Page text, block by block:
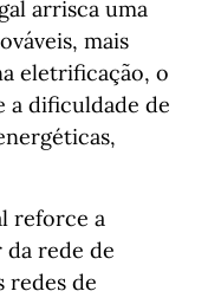
arrisca uma
mais
eletrificação, o
a dificuldade de
reforce a
rede de
redes de